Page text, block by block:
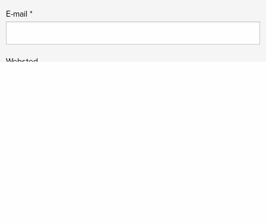
E-mail *
Websted